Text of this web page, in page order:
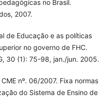
no Brasil.
2007.
de Educação e as políticas
no governo de FHC.
30 (1): 75-98, jan./jun. 2005.
nº. 06/2007. Fixa normas
do Sistema de Ensino de